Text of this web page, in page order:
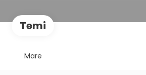
Temi
Mare